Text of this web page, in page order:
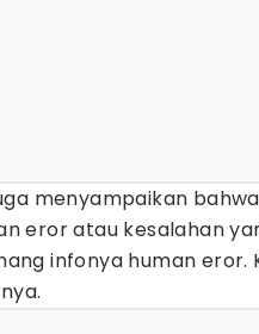
menyampaikan
eror atau kesalahan
infonya human eror.